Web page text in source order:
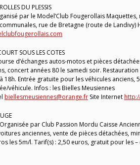
DU PLESSIS
par le Model’Club Fougerollais
rue de Bretagne (route de Landivy)
SOUS LES COTES
d’échanges autos-motos et pièces
concert années 80 le samedi soir.
18h. Entrée gratuite pour les véhicules
véhicule. Infos : les Bielles Meusiennes
biellesmeusiennes@orange.fr Site Internet
par Club Passion Mordu Caisse
anciennes, vente de pièces détachées,
les 5m/l. Tarif(s) : 2,50 euros, gratuit pour les